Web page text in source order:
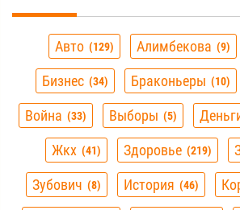
Авто 129 Алимбекова 9
Бизнес 34 Браконьеры 10
Война 33 Выборы 5
Жкх 41 Здоровье 219
Зубович 8 История 46